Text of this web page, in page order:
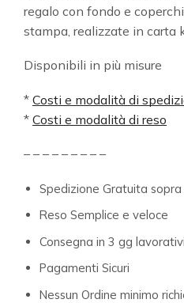
regalo con fondo e
stampa, realizzate in carta
Disponibili in più misure
* Costi e modalità di
* Costi e modalità di reso
– – – – – – – – –
Spedizione Gratuita
Reso Semplice e veloce
Consegna in 3 gg lavorativi
Pagamenti Sicuri
Nessun Ordine minimo